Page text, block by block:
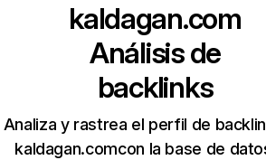
kaldagan.com
Análisis de
backlinks
Analiza y rastrea el perfil de
kaldagan.comcon la base de